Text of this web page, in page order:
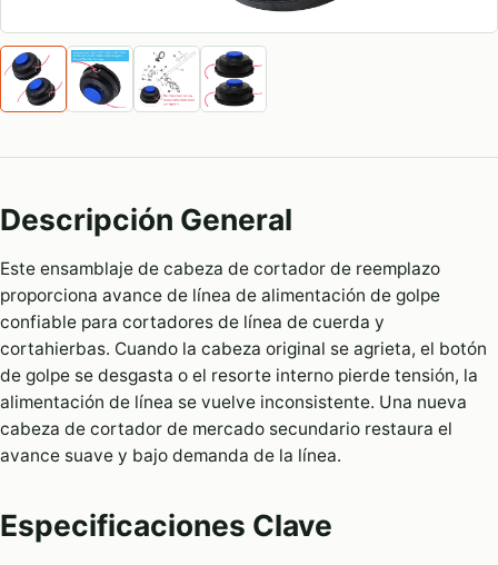
Descripción General
Este ensamblaje de cabeza de cortador de reemplazo
proporciona avance de línea de alimentación de golpe
confiable para cortadores de línea de cuerda y
cortahierbas. Cuando la cabeza original se agrieta, el botón
de golpe se desgasta o el resorte interno pierde tensión, la
alimentación de línea se vuelve inconsistente. Una nueva
cabeza de cortador de mercado secundario restaura el
avance suave y bajo demanda de la línea.
Especificaciones Clave